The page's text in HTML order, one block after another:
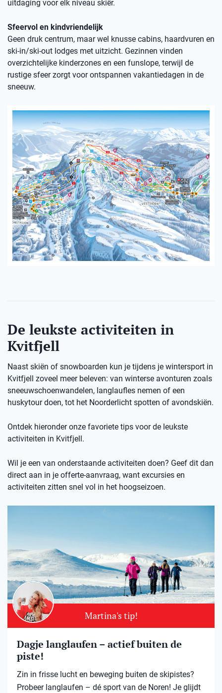
uitdaging voor elk niveau skiër.
Sfeervol en kindvriendelijk
Geen druk centrum, maar wel knusse cabins, haardvuren en
ski-in/ski-out lodges met uitzicht. Gezinnen vinden
overzichtelijke kinderzones en een funslope, terwijl de
rustige sfeer zorgt voor ontspannen vakantiedagen in de
sneeuw.
De leukste activiteiten in
Kvitfjell
Naast skiën of snowboarden kun je tijdens je wintersport in
Kvitfjell zoveel meer beleven: van winterse avonturen zoals
sneeuwschoenwandelen, langlaufles nemen of een
huskytour doen, tot het Noorderlicht spotten of avondskiën.
Ontdek hieronder onze favoriete tips voor de leukste
activiteiten in Kvitfjell.
Wil je een van onderstaande activiteiten doen? Geef dit dan
direct aan in je offerte-aanvraag, want excursies en
activiteiten zitten snel vol in het hoogseizoen.
Martina's tip!
Dagje langlaufen – actief buiten de
piste!
Zin in frisse lucht en beweging buiten de skipistes?
Probeer langlaufen – dé sport van de Noren! Je glijdt